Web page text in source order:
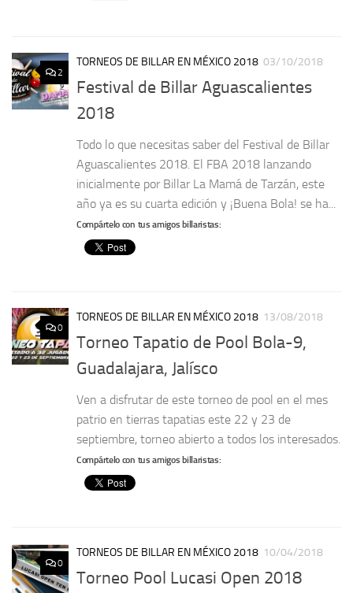
2
TORNEOS DE BILLAR EN MÉXICO 2018 03/10/2018
Festival de Billar Aguascalientes
2018
Todo lo que necesitas saber del Festival de Billar
Aguascalientes 2018. El FBA 2018 lanzando
inicialmente por Billar La Mamá de Tarzán, este
año ya es su cuarta edición y ¡Buena Bola! se ha...
Compártelo con tus amigos billaristas:
0
TORNEOS DE BILLAR EN MÉXICO 2018 13/08/2018
Torneo Tapatio de Pool Bola-9,
Guadalajara, Jalísco
Ven a disfrutar de este torneo de pool en el mes
patrio en tierras tapatias este 22 y 23 de
septiembre, torneo abierto a todos los interesados.
Compártelo con tus amigos billaristas:
0
TORNEOS DE BILLAR EN MÉXICO 2018 10/04/2018
Torneo Pool Lucasi Open 2018